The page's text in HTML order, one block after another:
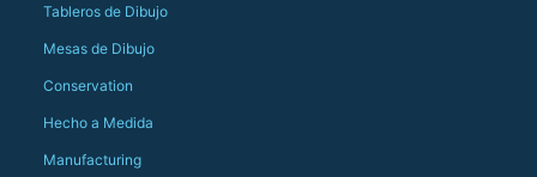
Tableros de Dibujo
Mesas de Dibujo
Conservation
Hecho a Medida
Manufacturing